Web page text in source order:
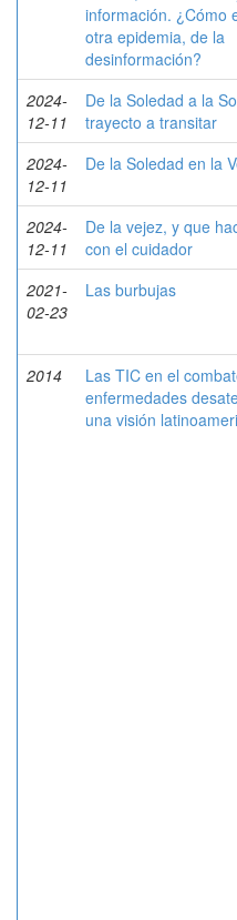
información. ¿Cómo
otra epidemia, de la
desinformación?
2024-
12-11
De la Soledad a la
trayecto a transitar
2024-
12-11
De la Soledad en la
2024-
12-11
De la vejez, y que
con el cuidador
2021-
02-23
Las burbujas
2014
Las TIC en el
enfermedades
una visión